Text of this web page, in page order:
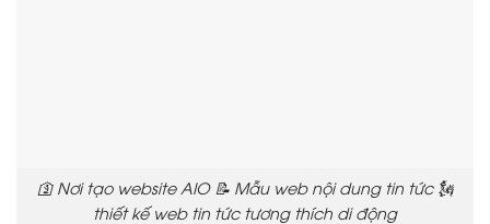
🛐 Nơi tạo website AIO 📝 Mẫu web nội dung tin tức 🗽
thiết kế web tin tức tương thích di động